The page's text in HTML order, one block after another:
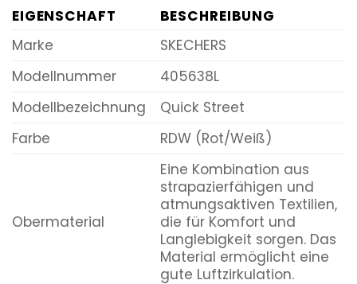
EIGENSCHAFT
BESCHREIBUNG
Marke
SKECHERS
Modellnummer
405638L
Modellbezeichnung
Quick Street
Farbe
RDW (Rot/Weiß)
Obermaterial
Eine Kombination aus
strapazierfähigen und
atmungsaktiven Textilien,
die für Komfort und
Langlebigkeit sorgen. Das
Material ermöglicht eine
gute Luftzirkulation.